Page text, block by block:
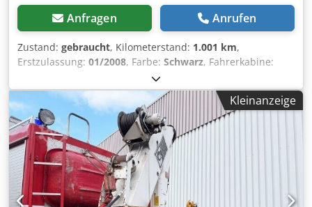
Anfragen Anrufen
Zustand: gebraucht, Kilometerstand: 1.001 km,
Erstzulassung: 01/2008, Farbe: Schwarz, Fahrerkabine:
Sonstige
Fahrzeugstandort: Bovenden, hydr. Querverriegelung
Aufbau: 21t Abrollanlage Hiab Multilift XR21Z61 mit Schub-
und Knickarm für Container bis 7m Demontage von
Daimler-Benz Actros 2541 L 6x2 mit 4800mm Radstand!
ZUBEHÖRANGABEN OHNE GEWÄHR, Änderungen,
Zwischenverkauf und Irrtümer vorbehalten! - . Crodpfx
Aoyi U Nkol Sof
Kleinanzeige